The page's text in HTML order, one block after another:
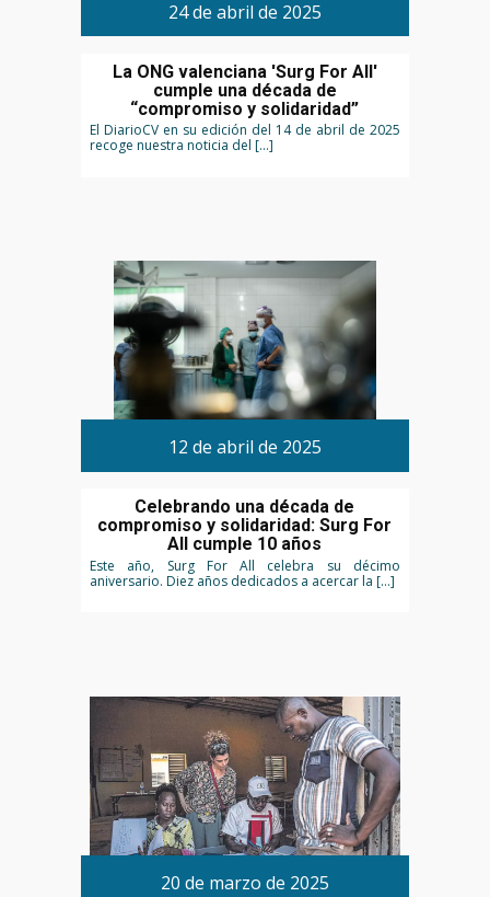
24 de abril de 2025
La ONG valenciana 'Surg For All'
cumple una década de
“compromiso y solidaridad”
El DiarioCV en su edición del 14 de abril de 2025
recoge nuestra noticia del […]
12 de abril de 2025
Celebrando una década de
compromiso y solidaridad: Surg For
All cumple 10 años
Este año, Surg For All celebra su décimo
aniversario. Diez años dedicados a acercar la […]
20 de marzo de 2025